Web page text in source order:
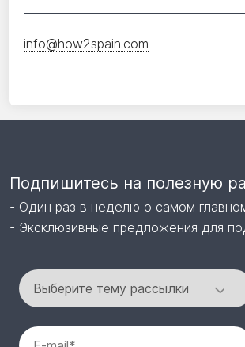
info@how2spain.com
Подпишитесь на полезную
- Один раз в неделю о самом
- Эксклюзивные предложения для